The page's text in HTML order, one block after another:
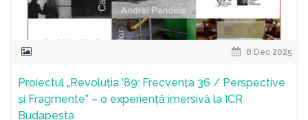
8 Dec 2025
Proiectul „Revoluția '89: Frecvența 36 / Perspective
și Fragmente” – o experiență imersivă la ICR
Budapesta